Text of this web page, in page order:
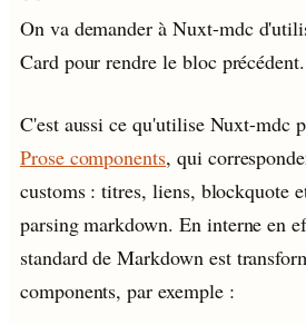
On va demander à Nuxt-mdc
Card pour rendre le bloc précédent.
C'est aussi ce qu'utilise Nuxt-mdc
Prose components, qui
customs : titres, liens, blockquote
parsing markdown. En interne en
standard de Markdown est
components, par exemple :